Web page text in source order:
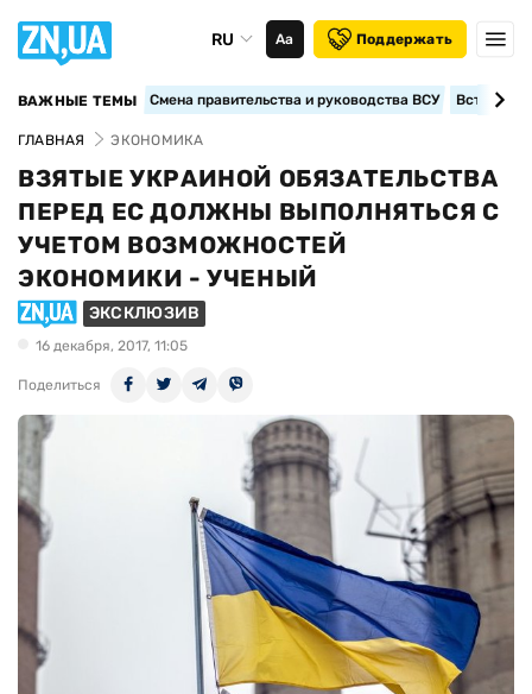
RU Аа Поддержать
ВАЖНЫЕ ТЕМЫ Смена правительства и руководства ВСУ
ГЛАВНАЯ ЭКОНОМИКА
ВЗЯТЫЕ УКРАИНОЙ ОБЯЗАТЕЛЬСТВА
ПЕРЕД ЕС ДОЛЖНЫ ВЫПОЛНЯТЬСЯ С
УЧЕТОМ ВОЗМОЖНОСТЕЙ
ЭКОНОМИКИ - УЧЕНЫЙ
ЭКСКЛЮЗИВ
16 декабря, 2017, 11:05
Поделиться